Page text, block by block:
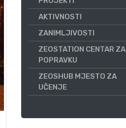
AKTIVNOSTI
ZANIMLJIVOSTI
ZEOSTATION CENTAR ZA
POPRAVKU
ZEOSHUB MJESTO ZA
UČENJE